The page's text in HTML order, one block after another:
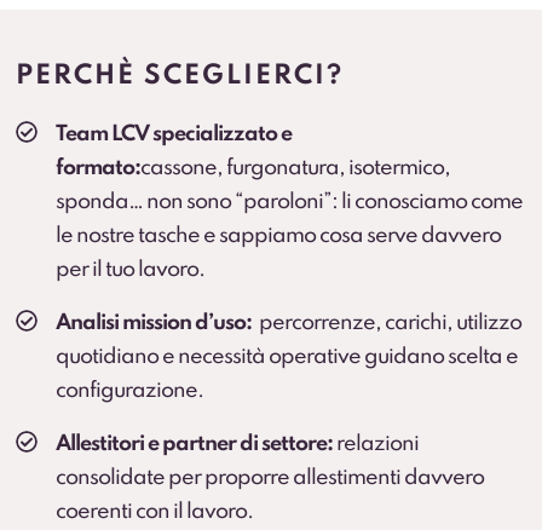
all’attività). Prevedere collegamenti a landing.
Veicolo sostitutivo
Continuità operativa in caso di fermo prolungato
(secondo condizioni).
Cambio gomme
pneumatici.
Protection Pack – Noleggio senza sorprese
danni all’interno del vano di carico e sulle parti
soggette a usura chenon sono coperte dalla
Kasko.
PERCHÈ SCEGLIERCI?
Team LCV specializzato e
formato:cassone, furgonatura, isotermico,
sponda… non sono “paroloni”: li conosciamo come
le nostre tasche e sappiamo cosa serve davvero
per il tuo lavoro.
Analisi mission d’uso: percorrenze, carichi, utilizzo
quotidiano e necessità operative guidano scelta e
configurazione.
Allestitori e partner di settore: relazioni
consolidate per proporre allestimenti davvero
coerenti con il lavoro.